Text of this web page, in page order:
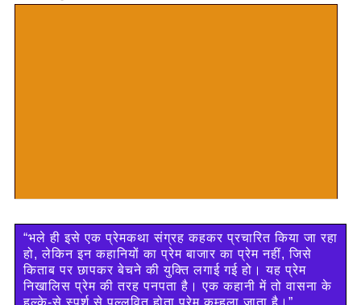
“भले ही इसे एक प्रेमकथा संग्रह कहकर प्रचारित किया जा रहा
हो, लेकिन इन कहानियों का प्रेम बाजार का प्रेम नहीं, जिसे
किताब पर छापकर बेचने की युक्ति लगाई गई हो। यह प्रेम
निखालिस प्रेम की तरह पनपता है। एक कहानी में तो वासना के
हल्के-से स्पर्श से पल्लवित होता प्रेम कुम्हला जाता है।”